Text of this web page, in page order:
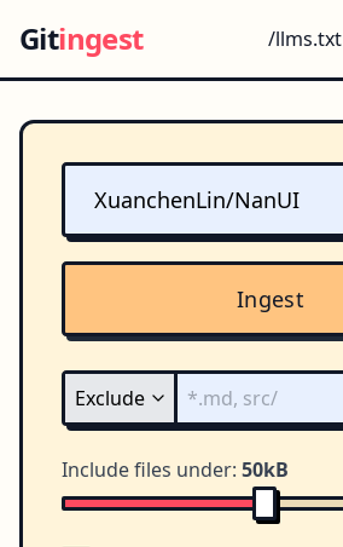
Gitingest /llms.txt
Ingest
Include files under: 50kB